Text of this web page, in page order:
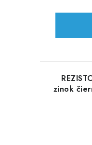
o
v
zinok